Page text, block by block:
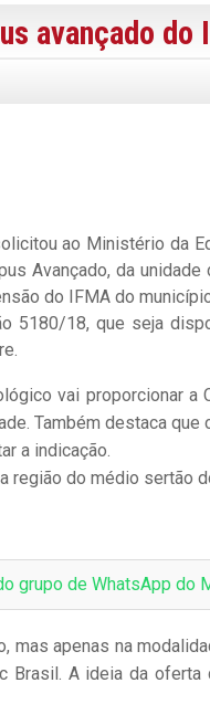
avançado do
ao Ministério da
Avançado, da
do IFMA do
5180/18, que seja
vai proporcionar
Também destaca que
a indicação.
região do médio sertão
grupo de WhatsApp do
mas apenas na
Brasil. A ideia da